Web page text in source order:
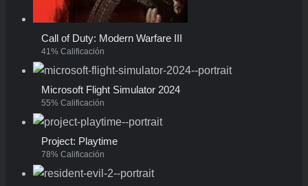
Call of Duty: Modern Warfare III
41% Calificación
Microsoft Flight Simulator 2024
55% Calificación
Project: Playtime
78% Calificación